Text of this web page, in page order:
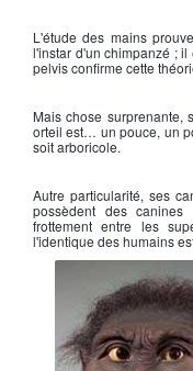
L'étude des mains
l'instar d'un chimpanzé ;
pelvis confirme cette
Mais chose surprenante,
orteil est… un pouce, un
soit arboricole.
Autre particularité, ses
possèdent des
frottement entre les
l'identique des humains